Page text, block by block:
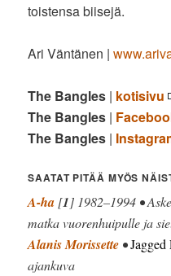
toistensa biisejä.
Ari Väntänen |
The Bangles | kotisivu
The Bangles |
The Bangles |
SAATAT PITÄÄ MYÖS
A-ha [1] 1982–1994 •
matka vuorenhuipulle ja
Alanis Morissette •
ajankuva